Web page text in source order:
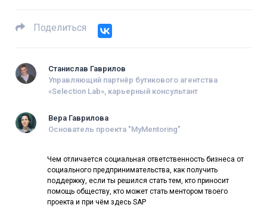
Поделиться
Станислав Гаврилов
Управляющий партнёр бутикового агентства
«Selection Lab», карьерный консультант
Вера Гаврилова
Основатель проекта "MyMentoring"
Чем отличается социальная ответственность бизнеса от
социального предпринимательства, как получить
поддержку, если ты решился стать тем, кто приносит
помощь обществу, кто может стать ментором твоего
проекта и при чём здесь SAP